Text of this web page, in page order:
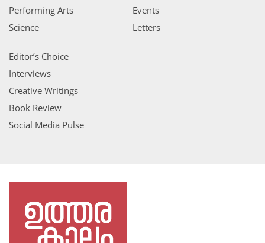
Performing Arts
Science
Events
Letters
Editor’s Choice
Interviews
Creative Writings
Book Review
Social Media Pulse